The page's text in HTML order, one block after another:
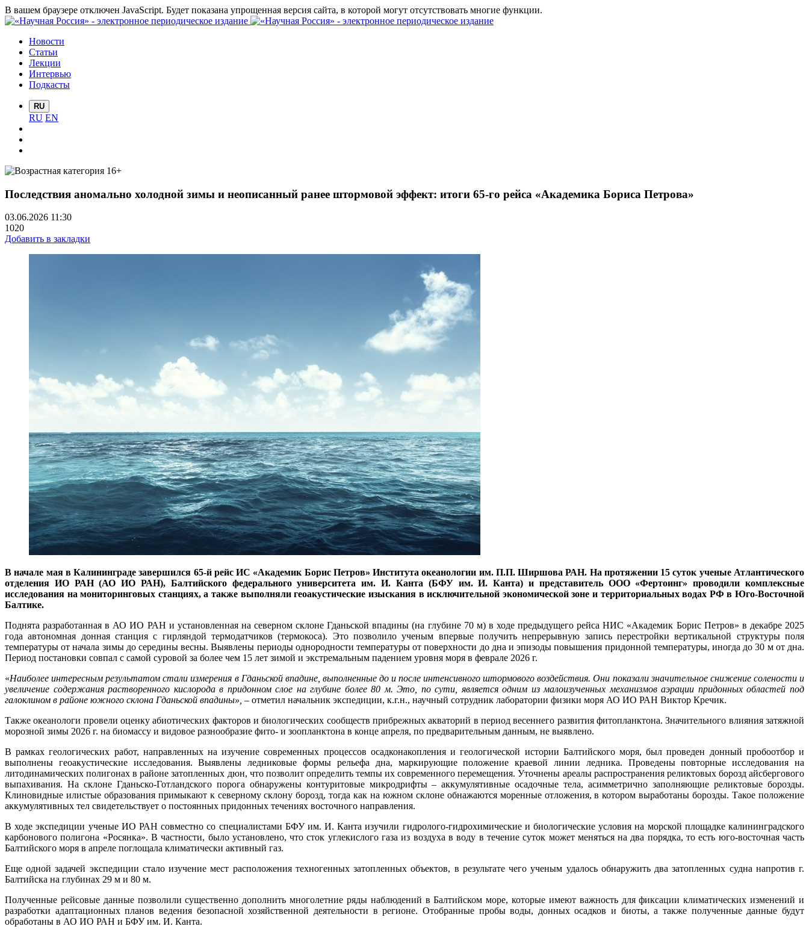
В вашем браузере отключен JavaScript. Будет показана упрощенная версия сайта, в которой могут отсутствовать многие функции.
Новости
Статьи
Лекции
Интервью
Подкасты
RU
RU EN
Последствия аномально холодной зимы и неописанный ранее штормовой эффект: итоги 65-го рейса «Академика Бориса Петрова»
03.06.2026 11:30
1020
Добавить в закладки
В начале мая в Калининграде завершился 65-й рейс ИС «Академик Борис Петров» Института океанологии им. П.П. Ширшова РАН. На протяжении 15 суток ученые Атлантического
отделения ИО РАН (АО ИО РАН), Балтийского федерального университета им. И. Канта (БФУ им. И. Канта) и представитель ООО «Фертоинг» проводили комплексные
исследования на мониторинговых станциях, а также выполняли геоакустические изыскания в исключительной экономической зоне и территориальных водах РФ в Юго-Восточной
Балтике.
Поднята разработанная в АО ИО РАН и установленная на северном склоне Гданьской впадины (на глубине 70 м) в ходе предыдущего рейса НИС «Академик Борис Петров» в декабре 2025
года автономная донная станция с гирляндой термодатчиков (термокоса). Это позволило ученым впервые получить непрерывную запись перестройки вертикальной структуры поля
температуры от начала зимы до середины весны. Выявлены периоды однородности температуры от поверхности до дна и эпизоды повышения придонной температуры, иногда до 30 м от дна.
Период постановки совпал с самой суровой за более чем 15 лет зимой и экстремальным падением уровня моря в феврале 2026 г.
«Наиболее интересным результатом стали измерения в Гданьской впадине, выполненные до и после интенсивного штормового воздействия. Они показали значительное снижение солености и
увеличение содержания растворенного кислорода в придонном слое на глубине более 80 м. Это, по сути, является одним из малоизученных механизмов аэрации придонных областей под
галоклином в районе южного склона Гданьской впадины», – отметил начальник экспедиции, к.г.н., научный сотрудник лаборатории физики моря АО ИО РАН Виктор Кречик.
Также океанологи провели оценку абиотических факторов и биологических сообществ прибрежных акваторий в период весеннего развития фитопланктона. Значительного влияния затяжной
морозной зимы 2026 г. на биомассу и видовое разнообразие фито- и зоопланктона в конце апреля, по предварительным данным, не выявлено.
В рамках геологических работ, направленных на изучение современных процессов осадконакопления и геологической истории Балтийского моря, был проведен донный пробоотбор и
выполнены геоакустические исследования. Выявлены ледниковые формы рельефа дна, маркирующие положение краевой линии ледника. Проведены повторные исследования на
литодинамических полигонах в районе затопленных дюн, что позволит определить темпы их современного перемещения. Уточнены ареалы распространения реликтовых борозд айсбергового
выпахивания. На склоне Гданьско-Готландского порога обнаружены контуритовые микродрифты – аккумулятивные осадочные тела, асимметрично заполняющие реликтовые борозды.
Клиновидные илистые образования примыкают к северному склону борозд, тогда как на южном склоне обнажаются моренные отложения, в котором выработаны борозды. Такое положение
аккумулятивных тел свидетельствует о постоянных придонных течениях восточного направления.
В ходе экспедиции ученые ИО РАН совместно со специалистами БФУ им. И. Канта изучили гидролого-гидрохимические и биологические условия на морской площадке калининградского
карбонового полигона «Росянка». В частности, было установлено, что сток углекислого газа из воздуха в воду в течение суток может меняться на два порядка, то есть юго-восточная часть
Балтийского моря в апреле поглощала климатически активный газ.
Еще одной задачей экспедиции стало изучение мест расположения техногенных затопленных объектов, в результате чего ученым удалось обнаружить два затопленных судна напротив г.
Балтийска на глубинах 29 м и 80 м.
Полученные рейсовые данные позволили существенно дополнить многолетние ряды наблюдений в Балтийском море, которые имеют важность для фиксации климатических изменений и
разработки адаптационных планов ведения безопасной хозяйственной деятельности в регионе. Отобранные пробы воды, донных осадков и биоты, а также полученные данные будут
обработаны в АО ИО РАН и БФУ им. И. Канта.